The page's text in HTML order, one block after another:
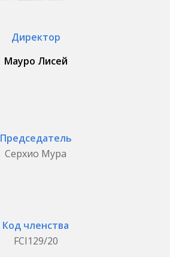
Директор
Мауро Лисей
Председатель
Серхио Мура
Код членства
FCI129/20